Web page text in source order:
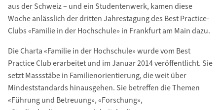
aus der Schweiz – und ein Studentenwerk, kamen diese
Woche anlässlich der dritten Jahrestagung des Best Practice-
Clubs «Familie in der Hochschule» in Frankfurt am Main dazu.
Die Charta «Familie in der Hochschule» wurde vom Best
Practice Club erarbeitet und im Januar 2014 veröffentlicht. Sie
setzt Massstäbe in Familienorientierung, die weit über
Mindeststandards hinausgehen. Sie betreffen die Themen
«Führung und Betreuung», «Forschung»,